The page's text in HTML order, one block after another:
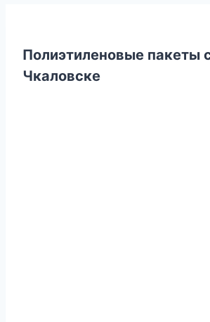
Полиэтиленовые пакеты
Чкаловске